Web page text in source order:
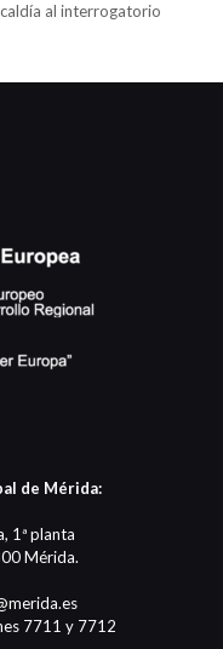
al interrogatorio
de Mérida:
1ª planta
Mérida.
7711 y 7712